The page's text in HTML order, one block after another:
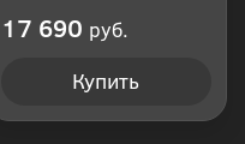
17 690 руб.
Купить